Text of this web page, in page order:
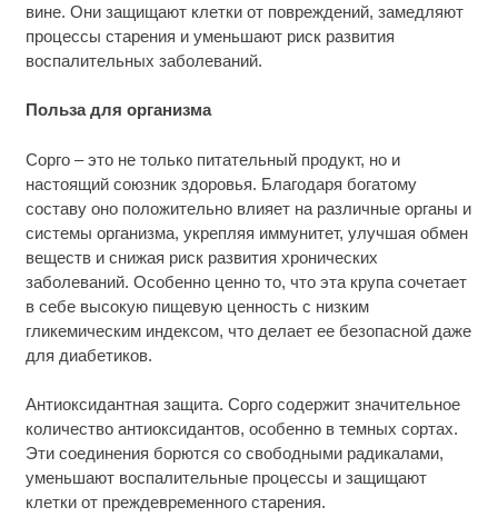
вине. Они защищают клетки от повреждений, замедляют
процессы старения и уменьшают риск развития
воспалительных заболеваний.
Польза для организма
Сорго – это не только питательный продукт, но и
настоящий союзник здоровья. Благодаря богатому
составу оно положительно влияет на различные органы и
системы организма, укрепляя иммунитет, улучшая обмен
веществ и снижая риск развития хронических
заболеваний. Особенно ценно то, что эта крупа сочетает
в себе высокую пищевую ценность с низким
гликемическим индексом, что делает ее безопасной даже
для диабетиков.
Антиоксидантная защита. Сорго содержит значительное
количество антиоксидантов, особенно в темных сортах.
Эти соединения борются со свободными радикалами,
уменьшают воспалительные процессы и защищают
клетки от преждевременного старения.